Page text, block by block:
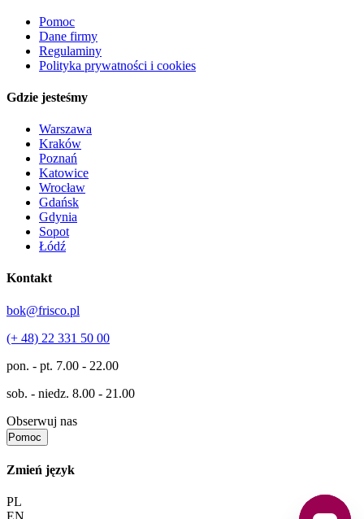
Pomoc
Dane firmy
Regulaminy
Polityka prywatności i cookies
Gdzie jesteśmy
Warszawa
Kraków
Poznań
Katowice
Wrocław
Gdańsk
Gdynia
Sopot
Łódź
Kontakt
bok@frisco.pl
(+ 48) 22 331 50 00
pon. - pt. 7.00 - 22.00
sob. - niedz. 8.00 - 21.00
Obserwuj nas
Pomoc
Zmień język
PL